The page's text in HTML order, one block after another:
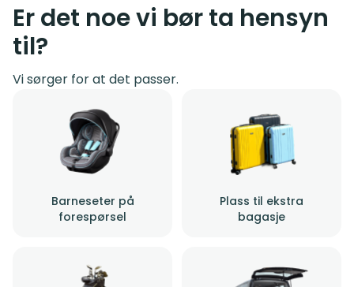
Er det noe vi bør ta hensyn
til?
Vi sørger for at det passer.
Barneseter på
forespørsel
Plass til ekstra
bagasje